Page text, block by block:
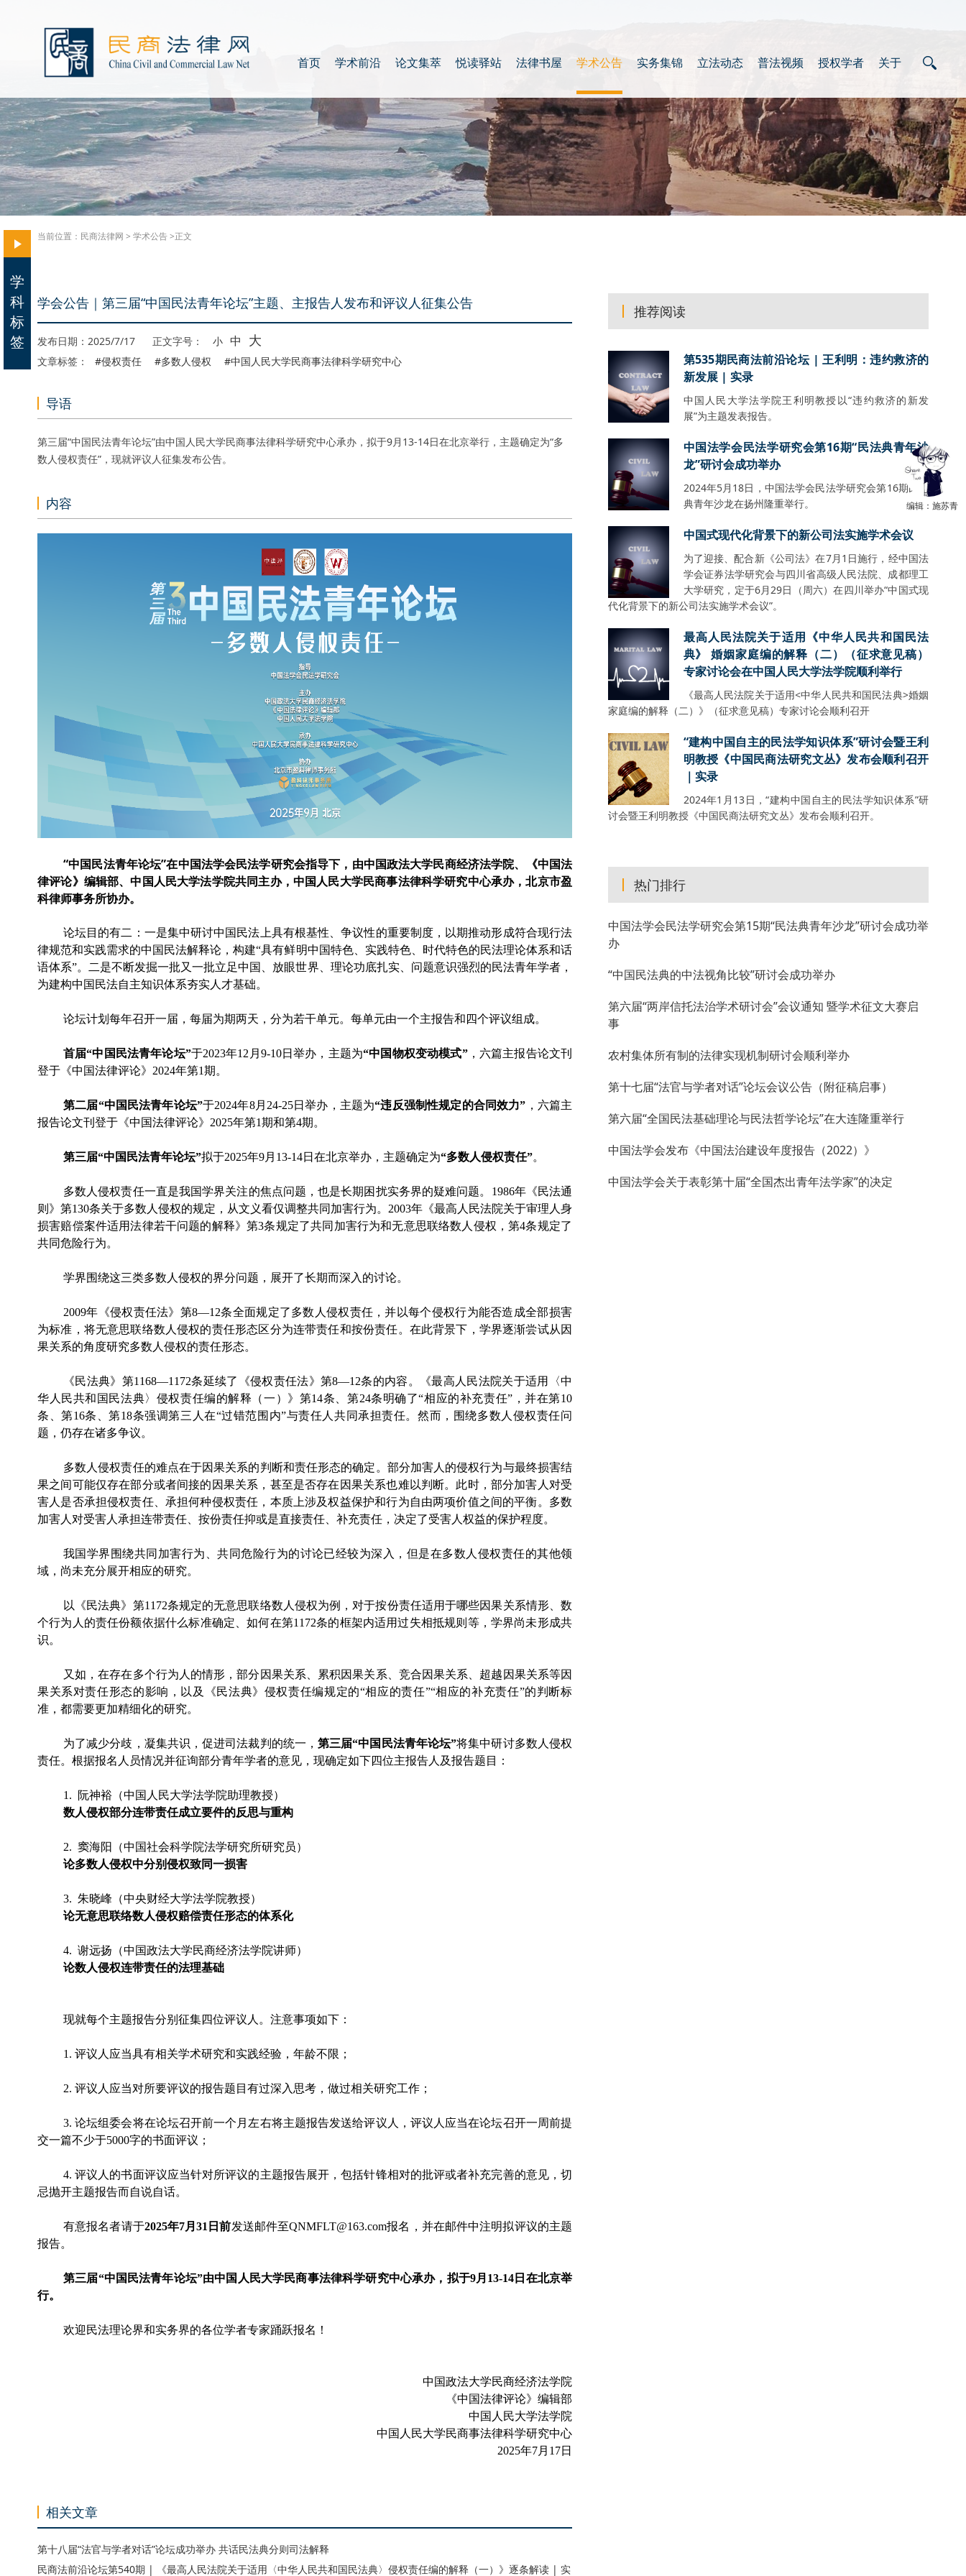
首页 学术前沿 论文集萃 悦读驿站 法律书屋 学术公告 实务集锦 立法动态 普法视频 授权学者 关于
当前位置： 民商法律网 > 学术公告>正文
学会公告｜第三届“中国民法青年论坛”主题、主报告人发布和评议人征集公告
发布日期：2025/7/17 正文字号： 小 中 大
文章标签： #侵权责任 #多数人侵权 #中国人民大学民商事法律科学研究中心
导语
第三届“中国民法青年论坛”由中国人民大学民商事法律科学研究中心承办，拟于9月13-14日在北京举行，主题确定为“多
数人侵权责任”，现就评议人征集发布公告。
内容
“中国民法青年论坛”在中国法学会民法学研究会指导下，由中国政法大学民商经济法学院、《中国法
律评论》编辑部、中国人民大学法学院共同主办，中国人民大学民商事法律科学研究中心承办，北京市盈
科律师事务所协办。
论坛目的有二：一是集中研讨中国民法上具有根基性、争议性的重要制度，以期推动形成符合现行法
律规范和实践需求的中国民法解释论，构建“具有鲜明中国特色、实践特色、时代特色的民法理论体系和话
语体系”。二是不断发掘一批又一批立足中国、放眼世界、理论功底扎实、问题意识强烈的民法青年学者，
为建构中国民法自主知识体系夯实人才基础。
论坛计划每年召开一届，每届为期两天，分为若干单元。每单元由一个主报告和四个评议组成。
首届“中国民法青年论坛”于2023年12月9-10日举办，主题为“中国物权变动模式”，六篇主报告论文刊
登于《中国法律评论》 2024年第1期。
第二届“中国民法青年论坛”于2024年8月24-25日举办，主题为“违反强制性规定的合同效力” ，六篇主
报告论文刊登于《中国法律评论》 2025年第1期和第4期。
第三届“中国民法青年论坛”拟于2025年9月13-14日在北京举办，主题确定为“多数人侵权责任”。
多数人侵权责任一直是我国学界关注的焦点问题，也是长期困扰实务界的疑难问题。 1986年《民法通
则》第130条关于多数人侵权的规定，从文义看仅调整共同加害行为。2003年《最高人民法院关于审理人身
损害赔偿案件适用法律若干问题的解释》第3条规定了共同加害行为和无意思联络数人侵权，第4条规定了
共同危险行为。
学界围绕这三类多数人侵权的界分问题，展开了长期而深入的讨论。
2009年《侵权责任法》第8—12条全面规定了多数人侵权责任，并以每个侵权行为能否造成全部损害
为标准，将无意思联络数人侵权的责任形态区分为连带责任和按份责任。在此背景下，学界逐渐尝试从因
果关系的角度研究多数人侵权的责任形态。
《民法典》第1168—1172条延续了《侵权责任法》第8—12条的内容。《最高人民法院关于适用〈中
华人民共和国民法典〉侵权责任编的解释（一）》第14条、第24条明确了“相应的补充责任”，并在第10
条、第16条、第18条强调第三人在“过错范围内”与责任人共同承担责任。然而，围绕多数人侵权责任问
题，仍存在诸多争议。
多数人侵权责任的难点在于因果关系的判断和责任形态的确定。部分加害人的侵权行为与最终损害结
果之间可能仅存在部分或者间接的因果关系，甚至是否存在因果关系也难以判断。此时，部分加害人对受
害人是否承担侵权责任、承担何种侵权责任，本质上涉及权益保护和行为自由两项价值之间的平衡。多数
加害人对受害人承担连带责任、按份责任抑或是直接责任、补充责任，决定了受害人权益的保护程度。
我国学界围绕共同加害行为、共同危险行为的讨论已经较为深入，但是在多数人侵权责任的其他领
域，尚未充分展开相应的研究。
以《民法典》第1172条规定的无意思联络数人侵权为例，对于按份责任适用于哪些因果关系情形、数
个行为人的责任份额依据什么标准确定、如何在第1172条的框架内适用过失相抵规则等，学界尚未形成共
识。
又如，在存在多个行为人的情形，部分因果关系、累积因果关系、竞合因果关系、超越因果关系等因
果关系对责任形态的影响，以及《民法典》侵权责任编规定的“相应的责任”“相应的补充责任”的判断标
准，都需要更加精细化的研究。
为了减少分歧，凝集共识，促进司法裁判的统一， 第三届“中国民法青年论坛”将集中研讨多数人侵权
责任。根据报名人员情况并征询部分青年学者的意见，现确定如下四位主报告人及报告题目：
1.
阮神裕（中国人民大学法学院助理教授）
数人侵权部分连带责任成立要件的反思与重构
2. 窦海阳（中国社会科学院法学研究所研究员）
论多数人侵权中分别侵权致同一损害
3. 朱晓峰（中央财经大学法学院教授）
论无意思联络数人侵权赔偿责任形态的体系化
4. 谢远扬（中国政法大学民商经济法学院讲师）
论数人侵权连带责任的法理基础
现就每个主题报告分别征集四位评议人。注意事项如下：
1. 评议人应当具有相关学术研究和实践经验，年龄不限；
2. 评议人应当对所要评议的报告题目有过深入思考，做过相关研究工作；
3. 论坛组委会将在论坛召开前一个月左右将主题报告发送给评议人，评议人应当在论坛召开一周前提
交一篇不少于5000字的书面评议；
4. 评议人的书面评议应当针对所评议的主题报告展开，包括针锋相对的批评或者补充完善的意见，切
忌抛开主题报告而自说自话。
有意报名者请于2025年7月31日前发送邮件至QNMFLT@163.com报名，并在邮件中注明拟评议的主题
报告。
第三届“中国民法青年论坛”由中国人民大学民商事法律科学研究中心承办，拟于9月13-14日在北京举
行。
欢迎民法理论界和实务界的各位学者专家踊跃报名！
中国政法大学民商经济法学院
《中国法律评论》编辑部
中国人民大学法学院
中国人民大学民商事法律科学研究中心
2025年7月1 7日
相关文章
第十八届“法官与学者对话”论坛成功举办 共话民法典分则司法解释
民商法前沿论坛第540期 | 《最高人民法院关于适用〈中华人民共和国民法典〉侵权责任编的解释（一）》逐条解读 | 实
推荐阅读
第535期民商法前沿论坛 | 王利明：违约救济的
新发展 | 实录
中国人民大学法学院王利明教授以“违约救济的新发
展”为主题发表报告。
中国法学会民法学研究会第16期“民法典青年沙
龙”研讨会成功举办
2024年5月18日，中国法学会民法学研究会第16期民法
典青年沙龙在扬州隆重举行。
中国式现代化背景下的新公司法实施学术会议
为了迎接、配合新《公司法》在7月1日施行，经中国法
学会证券法学研究会与四川省高级人民法院、成都理工
大学研究，定于6月29日（周六）在四川举办“中国式现
代化背景下的新公司法实施学术会议”。
最高人民法院关于适用《中华人民共和国民法
典》 婚姻家庭编的解释（二）（征求意见稿）
专家讨论会在中国人民大学法学院顺利举行
《最高人民法院关于适用<中华人民共和国民法典>婚姻
家庭编的解释（二）》（征求意见稿）专家讨论会顺利召开
“建构中国自主的民法学知识体系”研讨会暨王利
明教授《中国民商法研究文丛》发布会顺利召开
｜实录
2024年1月13日，“建构中国自主的民法学知识体系”研
讨会暨王利明教授《中国民商法研究文丛》发布会顺利召开。
热门排行
中国法学会民法学研究会第15期“民法典青年沙龙”研讨会成功举
办
“中国民法典的中法视角比较”研讨会成功举办
第六届“两岸信托法治学术研讨会”会议通知 暨学术征文大赛启
事
农村集体所有制的法律实现机制研讨会顺利举办
第十七届“法官与学者对话”论坛会议公告（附征稿启事）
第六届“全国民法基础理论与民法哲学论坛”在大连隆重举行
中国法学会发布《中国法治建设年度报告（2022）》
中国法学会关于表彰第十届“全国杰出青年法学家”的决定
编辑：施苏青
学
科
标
签